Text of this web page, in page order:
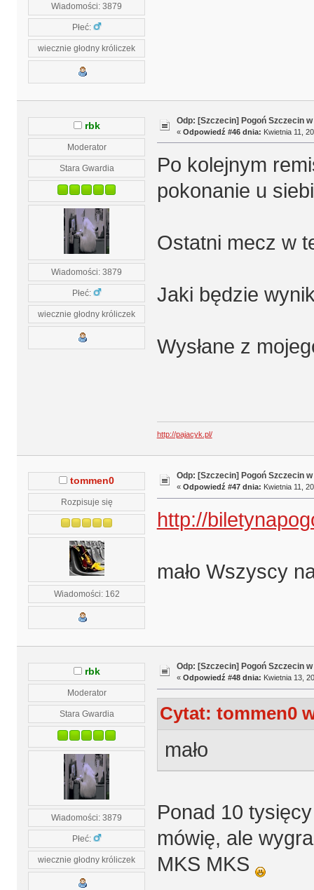
Wiadomości: 3879
Płeć:
wiecznie głodny króliczek
rbk
Moderator
Stara Gwardia
Wiadomości: 3879
Płeć:
wiecznie głodny króliczek
Odp: [Szczecin] Pogoń Szczecin
« Odpowiedź #46 dnia: Kwietnia 11,
Po kolejnym
pokonanie u
Ostatni mecz w
Jaki będzie
Wysłane z
http://pajacyk.pl/
tommen0
Rozpisuje się
Wiadomości: 162
Odp: [Szczecin] Pogoń Szczecin
« Odpowiedź #47 dnia: Kwietnia 11,
http://
mało Wszyscy
rbk
Moderator
Stara Gwardia
Wiadomości: 3879
Płeć:
wiecznie głodny króliczek
Odp: [Szczecin] Pogoń Szczecin
« Odpowiedź #48 dnia: Kwietnia 13,
Cytat: tommen0
mało
Ponad 10
mówię, ale
MKS MKS